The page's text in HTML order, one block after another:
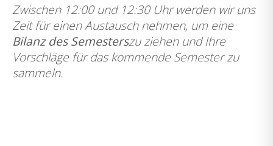
Zwischen 12:00 und 12:30 Uhr werden wir uns
Zeit für einen Austausch nehmen, um eine
Bilanz des Semesterszu ziehen und Ihre
Vorschläge für das kommende Semester zu
sammeln.